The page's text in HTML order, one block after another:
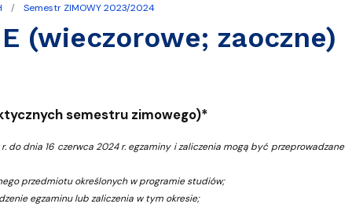
Gdańskiego
Pytania
Erasmus+
Zagraniczna wymiana studencka - umowy
doktorantów
Kodeks etyki studenta UG
Kursy e-learningowe języka angielskiego
Semestr ZIMOWY 2023/2024
(wieczorowe; zaoczne)
semestru zimowego)*
dnia 16 czerwca 2024 r. egzaminy i zaliczenia mogą być przeprowadzane
przedmiotu określonych w programie studiów;
egzaminu lub zaliczenia w tym okresie;